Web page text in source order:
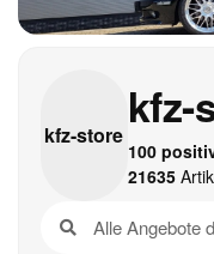
kfz-store
kfz-
100
21635